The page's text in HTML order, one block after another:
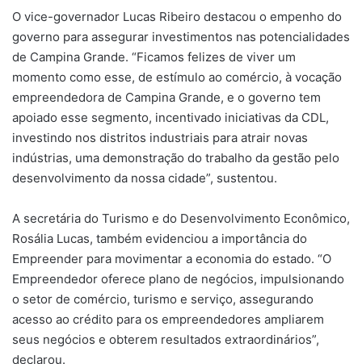
O vice-governador Lucas Ribeiro destacou o empenho do
governo para assegurar investimentos nas potencialidades
de Campina Grande. “Ficamos felizes de viver um
momento como esse, de estímulo ao comércio, à vocação
empreendedora de Campina Grande, e o governo tem
apoiado esse segmento, incentivado iniciativas da CDL,
investindo nos distritos industriais para atrair novas
indústrias, uma demonstração do trabalho da gestão pelo
desenvolvimento da nossa cidade”, sustentou.
A secretária do Turismo e do Desenvolvimento Econômico,
Rosália Lucas, também evidenciou a importância do
Empreender para movimentar a economia do estado. “O
Empreendedor oferece plano de negócios, impulsionando
o setor de comércio, turismo e serviço, assegurando
acesso ao crédito para os empreendedores ampliarem
seus negócios e obterem resultados extraordinários”,
declarou.